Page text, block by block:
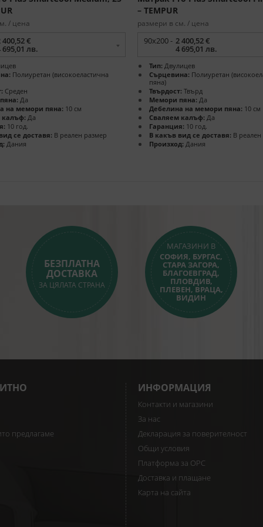
/ цена
400,52 €
695,01 лв.
Полиуретан (високоеластична
Среден
Да
на мемори пяна: 10 см
калъф: Да
10 год.
се доставя: В реален размер
Дания
– TEMPUR
размери в см. / цена
90x200 - 2 400,52 €
4 695,01 лв.
Тип: Двулицев
Сърцевина: Полиуретан
пяна)
Твърдост: Твърд
Мемори пяна: Да
Дебелина на мемори пяна: 10 см
Сваляем калъф: Да
Гаранция: 10 год.
В какъв вид се доставя: В
Произход: Дания
БЕЗПЛАТНА
ДОСТАВКА
ЗА ЦЯЛАТА СТРАНА
МАГАЗИНИ В
СОФИЯ, БУРГАС,
СТАРА ЗАГОРА,
БЛАГОЕВГРАД,
ПЛОВДИВ,
ПЛЕВЕН, ВРАЦА,
ВИДИН
предлагаме
ИНФОРМАЦИЯ
Контакти и магазини
За нас
Декларация за поверителност
Общи условия
Платформа за ОРС
Доставка и плащане
Карта на сайта